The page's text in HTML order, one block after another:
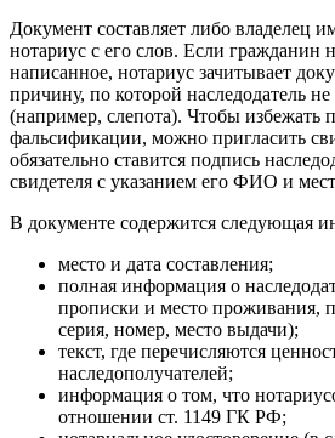
Документ составляет либо владелец
нотариус с его слов. Если гражданин
написанное, нотариус зачитывает
причину, по которой наследодатель
(например, слепота). Чтобы избежать
фальсификации, можно пригласить
обязательно ставится подпись
свидетеля с указанием его ФИО и
В документе содержится следующая
место и дата составления;
полная информация о
прописки и место проживания,
серия, номер, место выдачи);
текст, где перечисляются
наследополучателей;
информация о том, что
отношении ст. 1149 ГК РФ;